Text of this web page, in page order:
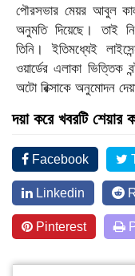
পৌরসভার মেয়র আবুল
অনুমতি দিয়েছে। তাই
তিনি। ইতিমধ্যেই
ওয়ার্ডের এলাকা
অটো রিক্সাকে অনুমোদন
দয়া করে খবরটি শেয়ার
Facebook
Linkedin
Pinterest